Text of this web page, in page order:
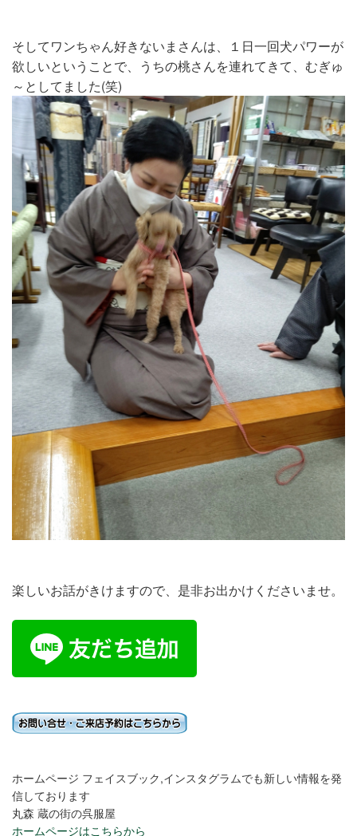
そしてワンちゃん好きないまさんは、１日一回犬パワーが
欲しいということで、うちの桃さんを連れてきて、むぎゅ
～としてました(笑)
楽しいお話がきけますので、是非お出かけくださいませ。
ホームページ フェイスブック,インスタグラムでも新しい情報を発
信しております
丸森 蔵の街の呉服屋
ホームページはこちらから